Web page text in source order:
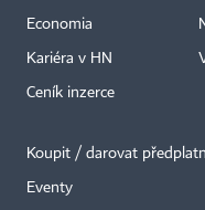
Economia
Kariéra v HN
Ceník inzerce
Koupit / darovat
Eventy